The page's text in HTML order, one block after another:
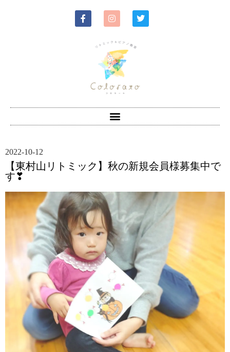
2022-10-12
【東村山リトミック】秋の新規会員様募集中で
す❣